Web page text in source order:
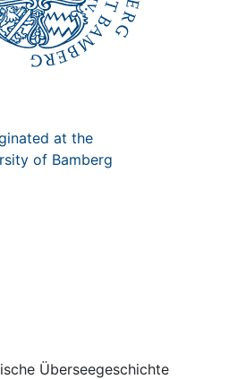
at the
of Bamberg
Überseegeschichte